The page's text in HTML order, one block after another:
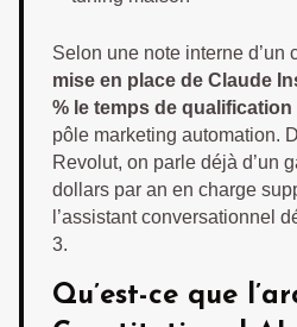
Selon une note interne d’un
mise en place de Claude
% le temps de qualification
pôle marketing automation.
Revolut, on parle déjà d’un
dollars par an en charge
l’assistant conversationnel
3.
Qu’est-ce que